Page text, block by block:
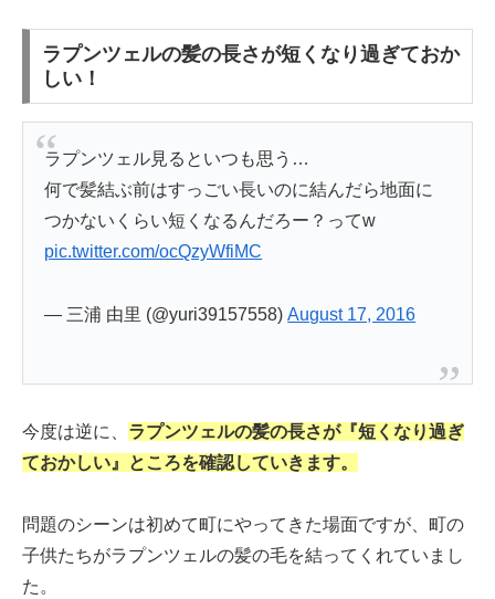
ラプンツェルの髪の長さが短くなり過ぎておか
しい！
ラプンツェル見るといつも思う…
何で髪結ぶ前はすっごい長いのに結んだら地面に
つかないくらい短くなるんだろー？ってw
pic.twitter.com/ocQzyWfiMC
— 三浦 由里 (@yuri39157558)August 17, 2016
今度は逆に、 ラプンツェルの髪の長さが『短くなり過ぎ
ておかしい』ところを確認していきます。
問題のシーンは初めて町にやってきた場面ですが、町の
子供たちがラプンツェルの髪の毛を結ってくれていまし
た。